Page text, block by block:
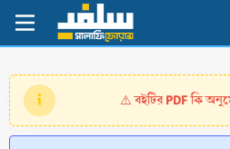
⚠️বইটির PDF কি